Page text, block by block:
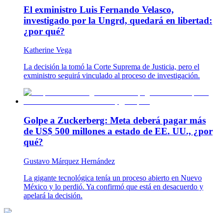
El exministro Luis Fernando Velasco,
investigado por la Ungrd, quedará en libertad:
¿por qué?
Katherine Vega
La decisión la tomó la Corte Suprema de Justicia, pero el
exministro seguirá vinculado al proceso de investigación.
Golpe a Zuckerberg: Meta deberá pagar más
de US$ 500 millones a estado de EE. UU., ¿por
qué?
Gustavo Márquez Hernández
La gigante tecnológica tenía un proceso abierto en Nuevo
México y lo perdió. Ya confirmó que está en desacuerdo y
apelará la decisión.